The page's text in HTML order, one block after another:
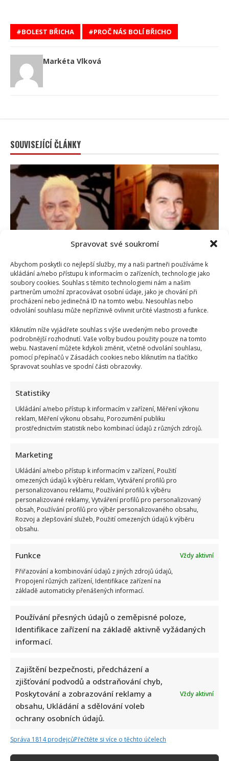
Spravovat své soukromí
Abychom poskytli co nejlepší služby, my a naši partneři používáme k
ukládání a/nebo přístupu k informacím o zařízeních, technologie jako
soubory cookies. Souhlas s těmito technologiemi nám a našim
partnerům umožní zpracovávat osobní údaje, jako je chování při
procházení nebo jedinečná ID na tomto webu. Nesouhlas nebo
odvolání souhlasu může nepříznivě ovlivnit určité vlastnosti a funkce.
Kliknutím níže vyjádřete souhlas s výše uvedeným nebo proveďte
podrobnější rozhodnutí. Vaše volby budou použity pouze na tomto
webu. Nastavení můžete kdykoli změnit, včetně odvolání souhlasu,
pomocí přepínačů v Zásadách cookies nebo kliknutím na tlačítko
Spravovat souhlas ve spodní části obrazovky.
Statistiky
Ukládání a/nebo přístup k informacím v zařízení, Měření výkonu
reklam, Měření výkonu obsahu, Porozumění publiku
prostřednictvím statistik nebo kombinací údajů z různých zdrojů.
Marketing
Ukládání a/nebo přístup k informacím v zařízení, Použití
omezených údajů k výběru reklam, Vytváření profilů pro
personalizovanou reklamu, Používání profilů k výběru
personalizované reklamy, Vytváření profilů pro personalizovaný
obsah, Používání profilů pro výběr personalizovaného obsahu,
Rozvoj a zlepšování služeb, Použití omezených údajů k výběru
obsahu.
Funkce
Vždy aktivní
Přiřazování a kombinování údajů z jiných zdrojů údajů,
Propojení různých zařízení, Identifikace zařízení na
základě automaticky přenášených informací.
Používání přesných údajů o zeměpisné poloze,
Identifikace zařízení na základě aktivně vyžádaných
informací.
Zajištění bezpečnosti, předcházení a
zjišťování podvodů a odstraňování chyb,
Poskytování a zobrazování reklamy a
obsahu, Ukládání a sdělování voleb
ochrany osobních údajů.
Vždy aktivní
Správa 1814 prodejcůPřečtěte si více o těchto účelech
BOLEST BŘICHA PROČ NÁS BOLÍ BŘICHO
Markéta Vlková
SOUVISEJÍCÍ ČLÁNKY
Celebrity
Suchánek si rýpl do Macinky a jeho vyjádření o
klimatické krizi: Svým videem rozdělil společnost
Tragický konec Františka Sahuly: Kytaristu Tří sester
mladíci ubili kvůli banálnímu sporu
7. 8. 2026
Celebrity
Stačila jedna fotka z dovolené, aby se na Babiše
7. 8. 2026